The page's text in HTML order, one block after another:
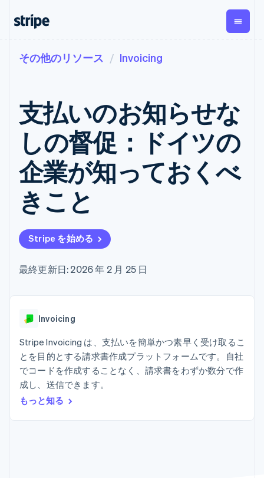
支払い
オンライン決
済
Managed
Payments
マーチャント
オブレコード
ソリューショ
ン
Payment links
コーディング
不要の決済ペ
ージ
Checkout
UI
Elements
ポーネント
決済手段
済手段を利用
対面支払い
Boost
決済成功率の
最適化
Link
スピーディー
な決済
収益
経常収益
Metronome
従量課金
サブスクリ
プション
サブスクリ
プションの
消費税と
VAT の自動
Recognition
自動化
ポート
Data
Pipeline
データの同
Global
Payouts
第三者
への入
金
イス
フォー
企業規模別
ユースケース別
エージェンティックコマ
ース
E コマース / ECサイト
埋込型金融
請求・財務関連
アプリ内決済
マーケットプレイス
資金管理
SaaS
AI 企業
クリエイターエコノミ―
ゲーム
ホスピタリティ、旅行、
レジャー
テインメント
ドキュメント
ライブラリと SDK
Stripe Apps
ガイド
オンライン決済を受け付
け
構築済みの決済を実装
マーケットプレイスを構
築する
サブスクリプションを管
従量課金請求を提供
のカードを発行
リソース
開発者のブログ
学ぶ
ガイド
サポート
サポートに問い合わせる
管理サポートプラン
プロフェッショナルサー
ビス
お問い合わせ
その他のリソース Invoicing
支払いのお知らせな
しの督促：ドイツの
企業が知っておくべ
きこと
Stripe を始める
最終更新日: 2026 年 2 月 25 日
Invoicing
Stripe Invoicing は、支払いを簡単かつ素早く受け取るこ
とを目的とする請求書作成プラットフォームです。自社
でコードを作成することなく、請求書をわずか数分で作
成し、送信できます。
もっと知る